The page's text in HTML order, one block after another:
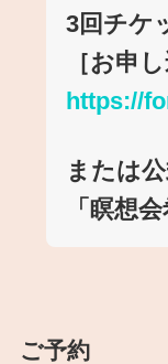
3回チケ
［お申
https://
または
「瞑想
ご予約